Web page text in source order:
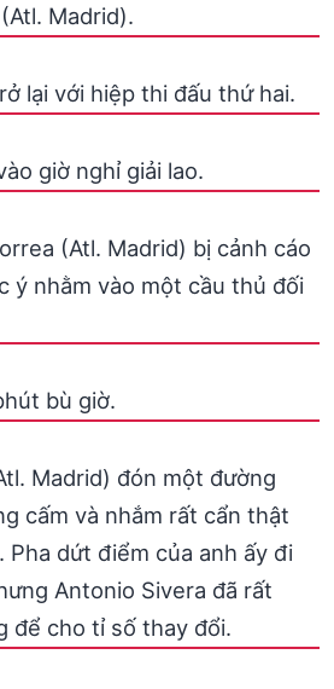
Madrid).
lại với hiệp thi đấu thứ hai.
giờ nghỉ giải lao.
(Atl. Madrid) bị cảnh cáo
ý nhằm vào một cầu thủ đối
bù giờ.
Madrid) đón một đường
cấm và nhắm rất cẩn thật
dứt điểm của anh ấy đi
Antonio Sivera đã rất
để cho tỉ số thay đổi.